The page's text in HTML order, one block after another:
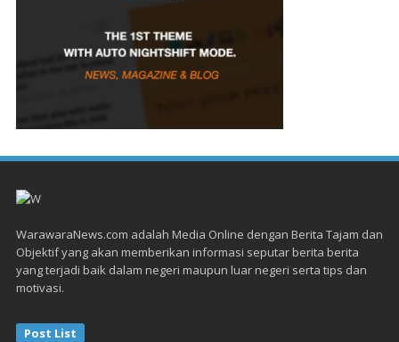
WarawaraNews.com adalah Media Online dengan Berita Tajam dan
Objektif yang akan memberikan informasi seputar berita berita
yang terjadi baik dalam negeri maupun luar negeri serta tips dan
motivasi.
Post List